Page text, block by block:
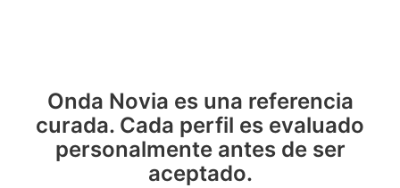
Onda Novia es una referencia
curada. Cada perfil es evaluado
personalmente antes de ser
aceptado.